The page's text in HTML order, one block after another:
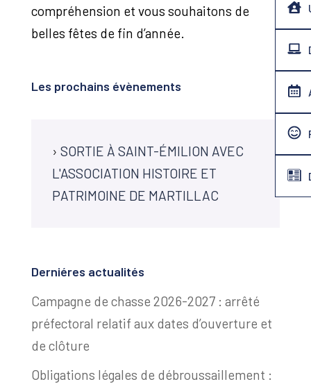
compréhension et vous souhaitons de
belles fêtes de fin d’année.
Les prochains évènements
› SORTIE À SAINT-ÉMILION AVEC
L'ASSOCIATION HISTOIRE ET
PATRIMOINE DE MARTILLAC
Derniéres actualités
Campagne de chasse 2026-2027 : arrêté
préfectoral relatif aux dates d’ouverture et
de clôture
Obligations légales de débroussaillement :